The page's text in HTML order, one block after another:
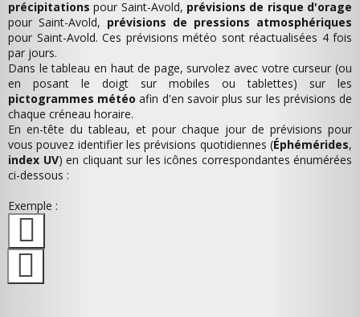
précipitations pour Saint-Avold, prévisions de risque d'orage
pour Saint-Avold, prévisions de pressions atmosphériques
pour Saint-Avold. Ces prévisions météo sont réactualisées 4 fois
par jours.
Dans le tableau en haut de page, survolez avec votre curseur (ou
en posant le doigt sur mobiles ou tablettes) sur les
pictogrammes météo afin d'en savoir plus sur les prévisions de
chaque créneau horaire.
En en-tête du tableau, et pour chaque jour de prévisions pour
vous pouvez identifier les prévisions quotidiennes (Éphémérides,
index UV) en cliquant sur les icônes correspondantes énumérées
ci-dessous :
Exemple :